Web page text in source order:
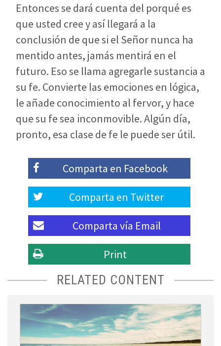
Entonces se dará cuenta del porqué es
que usted cree y así llegará a la
conclusión de que si el Señor nunca ha
mentido antes, jamás mentirá en el
futuro. Eso se llama agregarle sustancia a
su fe. Convierte las emociones en lógica,
le añade conocimiento al fervor, y hace
que su fe sea inconmovible. Algún día,
pronto, esa clase de fe le puede ser útil.
Comparta en Facebook
Comparta en Twitter
Comparta vía Email
Print
RELATED CONTENT